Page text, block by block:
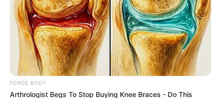
To Steamy To Stream? Not For The Bridgertons! 9
Must-See Scenes
BRAINBERRIES
FORGE BODY
Arthrologist Begs To Stop Buying Knee Braces - Do This